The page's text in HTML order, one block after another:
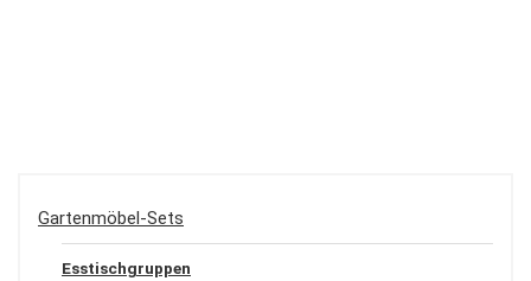
Gartenmöbel-Sets
Esstischgruppen